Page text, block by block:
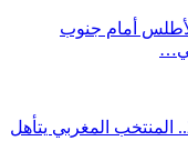
أمام جنوب
كأس إفريقيا للسيدات-المغرب 2026.. المنتخب المغربي يتأهل